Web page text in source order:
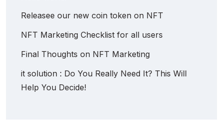
Releasee our new coin token on NFT
NFT Marketing Checklist for all users
Final Thoughts on NFT Marketing
it solution : Do You Really Need It? This Will
Help You Decide!